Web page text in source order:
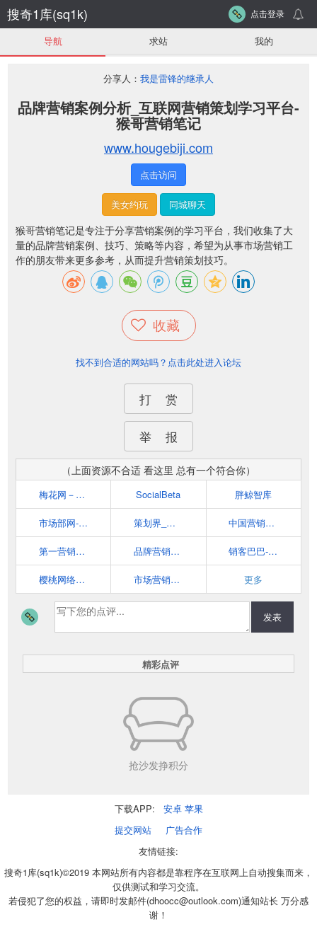
搜奇1库(sq1k) 点击登录
导航 求站 我的
分享人： 我是雷锋的继承人
品牌营销案例分析_互联网营销策划学习平台-
猴哥营销笔记
www.hougebiji.com
点击访问
美女约玩 同城聊天
猴哥营销笔记是专注于分享营销案例的学习平台，我们收集了大
量的品牌营销案例、技巧、策略等内容，希望为从事市场营销工
作的朋友带来更多参考，从而提升营销策划技巧。
收藏
找不到合适的网站吗？点击此处进入论坛
打 赏
举 报
（上面资源不合适 看这里 总有一个符合你）
梅花网－营销者的信息中心 SocialBeta 胖鲸智库
市场部网-你的云端市场部 策划界_最专业的品牌营销策划交流平台 中国营销网门户-第一赢销网
第一营销网 cmmo.cn 品牌营销案例分析_互联网营销策划学习平台-猴哥营销笔记 销客巴巴-市场营销案例分析及网络营销策略学习平台
樱桃网络营销博客 市场营销智库--广告、公关、互动领域垂直资讯门户 更多
发表
精彩点评
抢沙发挣积分
下载APP: 安卓 苹果
提交网站
广告合作
友情链接:
搜奇1库(sq1k)©2019 本网站所有内容都是靠程序在互联网上自动搜集而来，
仅供测试和学习交流。
若侵犯了您的权益，请即时发邮件(dhoocc@outlook.com)通知站长 万分感
谢！